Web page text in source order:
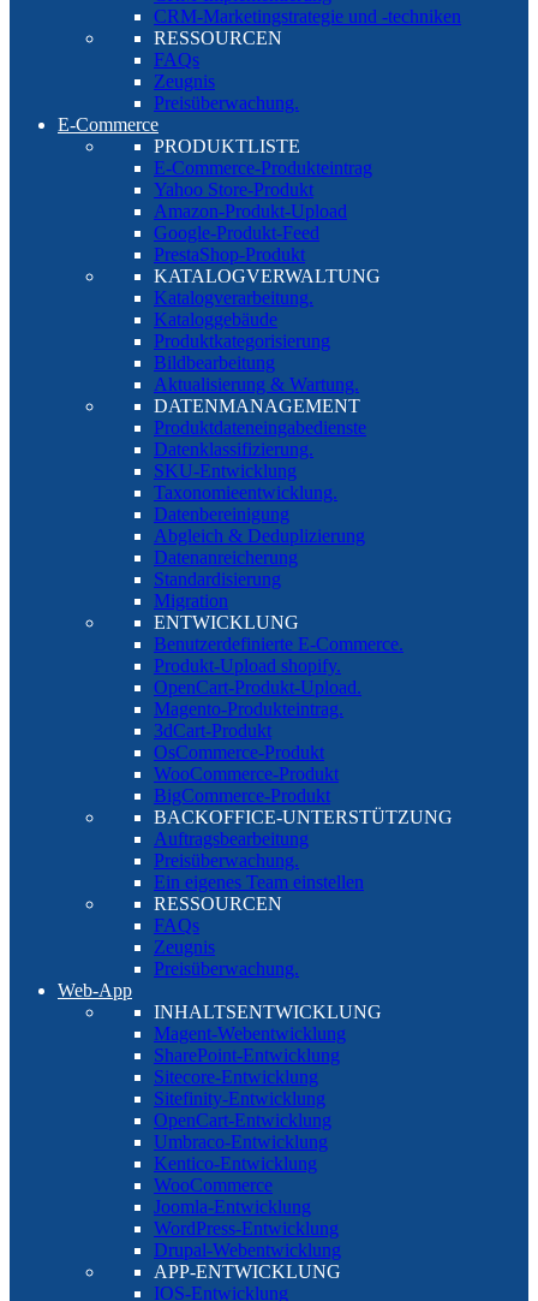
CRM-Marketingstrategie und -techniken
RESSOURCEN
FAQs
Zeugnis
Preisüberwachung.
E-Commerce
PRODUKTLISTE
E-Commerce-Produkteintrag
Yahoo Store-Produkt
Amazon-Produkt-Upload
Google-Produkt-Feed
PrestaShop-Produkt
KATALOGVERWALTUNG
Katalogverarbeitung.
Kataloggebäude
Produktkategorisierung
Bildbearbeitung
Aktualisierung & Wartung.
DATENMANAGEMENT
Produktdateneingabedienste
Datenklassifizierung.
SKU-Entwicklung
Taxonomieentwicklung.
Datenbereinigung
Abgleich & Deduplizierung
Datenanreicherung
Standardisierung
Migration
ENTWICKLUNG
Benutzerdefinierte E-Commerce.
Produkt-Upload shopify.
OpenCart-Produkt-Upload.
Magento-Produkteintrag.
3dCart-Produkt
OsCommerce-Produkt
WooCommerce-Produkt
BigCommerce-Produkt
BACKOFFICE-UNTERSTÜTZUNG
Auftragsbearbeitung
Preisüberwachung.
Ein eigenes Team einstellen
RESSOURCEN
FAQs
Zeugnis
Preisüberwachung.
Web-App
INHALTSENTWICKLUNG
Magent-Webentwicklung
SharePoint-Entwicklung
Sitecore-Entwicklung
Sitefinity-Entwicklung
OpenCart-Entwicklung
Umbraco-Entwicklung
Kentico-Entwicklung
WooCommerce
Joomla-Entwicklung
WordPress-Entwicklung
Drupal-Webentwicklung
APP-ENTWICKLUNG
IOS-Entwicklung